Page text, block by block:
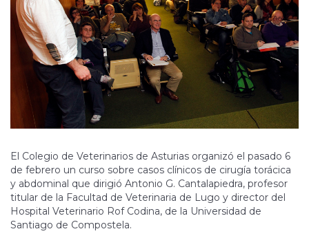
El Colegio de Veterinarios de Asturias organizó el pasado 6
de febrero un curso sobre casos clínicos de cirugía torácica
y abdominal que dirigió Antonio G. Cantalapiedra, profesor
titular de la Facultad de Veterinaria de Lugo y director del
Hospital Veterinario Rof Codina, de la Universidad de
Santiago de Compostela.